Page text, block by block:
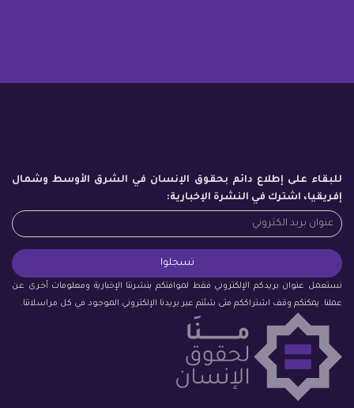
للبقاء على إطلاع دائم بحقوق الإنسان في الشرق الأوسط وشمال
إفريقيا، اشترك في النشرة الإخبارية:
نستعمل عنوان بريدكم الإلكتروني فقط لموافتكم بنشرتنا الإخبارية ومعلومات أخرى عن
عملنا. يمكنكم وقف اشتراككم متى شئتم عبر بريدنا الإلكتروني الموجود في كل مراسلاتنا.